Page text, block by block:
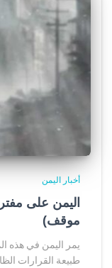
أخبار اليمن
اليمن على
موقف)
يمر اليمن في هذه
طبيعة القرارات